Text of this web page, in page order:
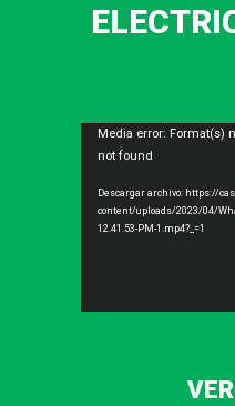
Reproductor
vídeo
Media error: Format(s)
not found
Descargar archivo: https://
content/uploads/2023/04/
12.41.53-PM-1.mp4?_=1